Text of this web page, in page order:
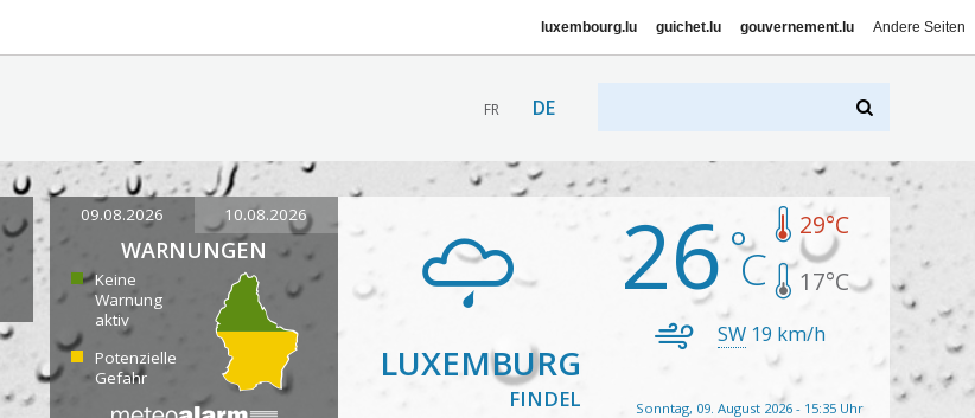
luxembourg.lu guichet.lu gouvernement.lu Andere Seiten
FR DE
09.08.2026 10.08.2026
WARNUNGEN
Keine
Warnung
aktiv
Potenzielle
Gefahr
LUXEMBURG
FINDEL
26 29°C
17°C
SW 19 km/h
Sonntag, 09. August 2026 - 15:35 Uhr